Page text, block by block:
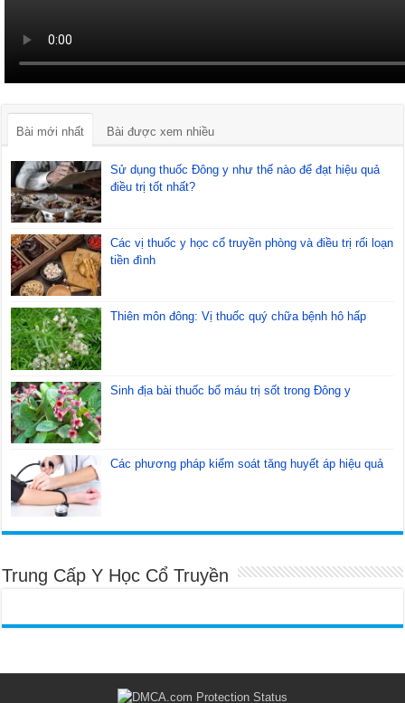
Bài mới nhất Bài được xem nhiều
Sử dụng thuốc Đông y như thế nào để đạt hiệu quả
điều trị tốt nhất?
Các vị thuốc y học cổ truyền phòng và điều trị rối loạn
tiền đình
Thiên môn đông: Vị thuốc quý chữa bệnh hô hấp
Sinh địa bài thuốc bổ máu trị sốt trong Đông y
Các phương pháp kiểm soát tăng huyết áp hiệu quả
Trung Cấp Y Học Cổ Truyền